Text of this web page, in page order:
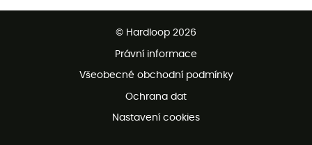
Bezplatná zákaznická služba
© Hardloop 2026
Právní informace
Všeobecné obchodní podmínky
Ochrana dat
Nastavení cookies